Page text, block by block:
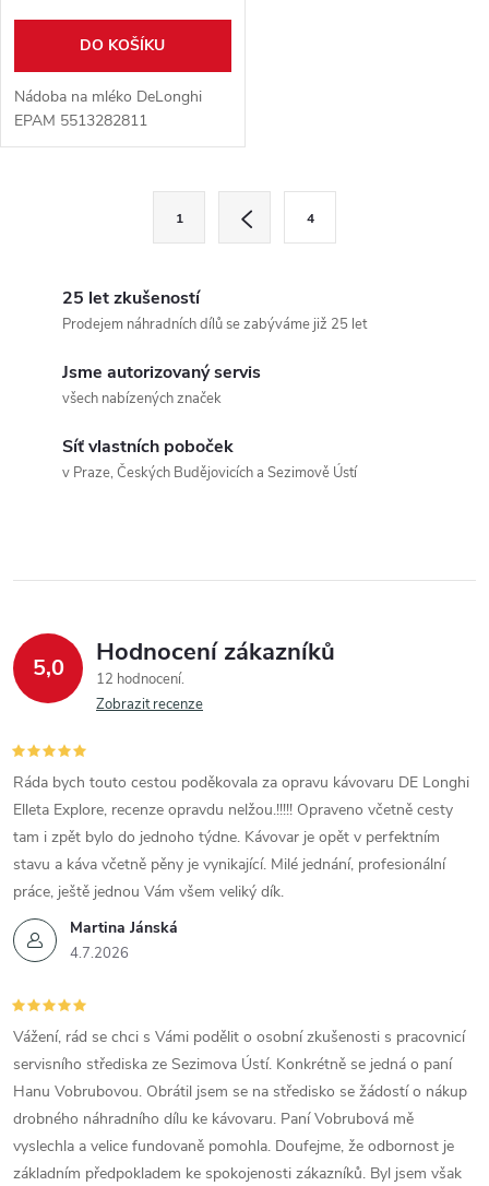
DO KOŠÍKU
Nádoba na mléko DeLonghi
EPAM 5513282811
v
k
y
v
ý
p
i
s
u
1 4
25 let zkušeností
Prodejem náhradních dílů se zabýváme již 25 let
Jsme autorizovaný servis
všech nabízených značek
Síť vlastních poboček
v Praze, Českých Budějovicích a Sezimově Ústí
5,0 Hodnocení zákazníků
12 hodnocení
Zobrazit recenze
Martina Jánská
4.7.2026
Ráda bych touto cestou poděkovala za opravu kávovaru DE Longhi
Elleta Explore, recenze opravdu nelžou.!!!!! Opraveno včetně cesty
tam i zpět bylo do jednoho týdne. Kávovar je opět v perfektním
stavu a káva včetně pěny je vynikající. Milé jednání, profesionální
práce, ještě jednou Vám všem veliký dík.
Vážení, rád se chci s Vámi podělit o osobní zkušenosti s pracovnicí
servisního střediska ze Sezimova Ústí. Konkrétně se jedná o paní
Hanu Vobrubovou. Obrátil jsem se na středisko se žádostí o nákup
drobného náhradního dílu ke kávovaru. Paní Vobrubová mě
vyslechla a velice fundovaně pomohla. Doufejme, že odbornost je
základním předpokladem ke spokojenosti zákazníků. Byl jsem však